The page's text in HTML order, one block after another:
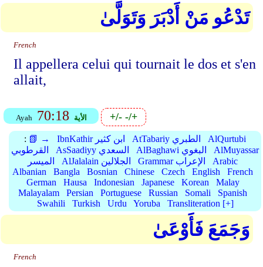
تَدْعُو مَنْ أَدْبَرَ وَتَوَلَّىٰ
French
Il appellera celui qui tournait le dos et s'en
allait,
Ayah 70:18 الأية +/--/+
: 📗 → IbnKathir ابن كثير AtTabariy الطبري
AlQurtubi
القرطوبي
AsSaadiyy السعدي AlBaghawi البغوي
AlMuyassar
الميسر
AlJalalain الجلالين Grammar الإعراب
Arabic
Albanian
Bangla Bosnian Chinese Czech English
French
German
Hausa Indonesian Japanese Korean
Malay
Malayalam
Persian Portuguese Russian Somali
Spanish
Swahili
Turkish Urdu Yoruba Transliteration [+]
وَجَمَعَ فَأَوْعَىٰ
French